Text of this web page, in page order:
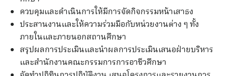
ควบคุมและดำเนินการให้มีการจัดกิจกรรมหน้าเสาธง
ประสานงานและให้ความร่วมมือกับหน่วยงานต่าง ๆ ทั้ง
ภายในและภายนอกสถานศึกษา
สรุปผลการประเมินและนำผลการประเมินเสนอฝ่ายบริหาร
และสำนักงานคณะกรรมการการอาชีวศึกษา